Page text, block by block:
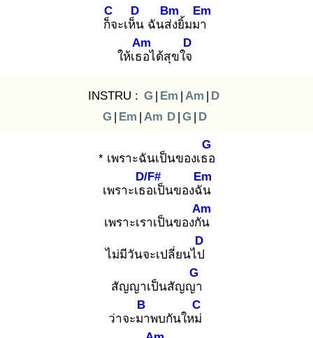
ก็จ
C
ะเห็น
D
ฉันส่ง
Bm
ยิ้มมา
Em
ให้เธอ
Am
ได้สุขใจ
D
INSTRU : G | Em | Am | D
G | Em | Am D | G | D
* เพราะฉันเป็นของเธอ
G
เพราะเธอ
D/F#
เป็นของฉัน
Em
เพราะเราเป็นของกัน
Am
ไม่มีวันจะเปลี่ยนไป
D
สัญญาเป็นสัญญา
G
ว่าจะมา
B
พบกันใหม่
C